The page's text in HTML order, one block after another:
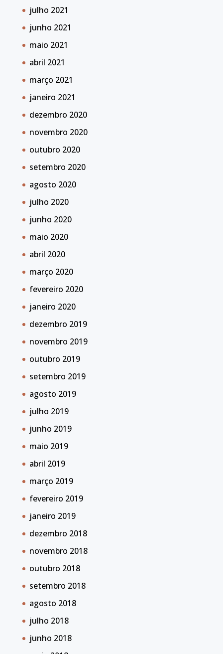
julho 2021
junho 2021
maio 2021
abril 2021
março 2021
janeiro 2021
dezembro 2020
novembro 2020
outubro 2020
setembro 2020
agosto 2020
julho 2020
junho 2020
maio 2020
abril 2020
março 2020
fevereiro 2020
janeiro 2020
dezembro 2019
novembro 2019
outubro 2019
setembro 2019
agosto 2019
julho 2019
junho 2019
maio 2019
abril 2019
março 2019
fevereiro 2019
janeiro 2019
dezembro 2018
novembro 2018
outubro 2018
setembro 2018
agosto 2018
julho 2018
junho 2018